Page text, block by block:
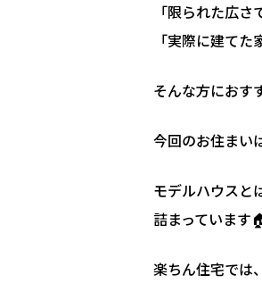
「限られた広
「実際に建てた
そんな方におす
今回のお住まい
モデルハウスと
詰まっています
楽ちん住宅では